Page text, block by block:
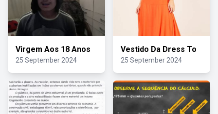
Virgem Aos 18 Anos
25 September 2024
Vestido Da Dress To
25 September 2024